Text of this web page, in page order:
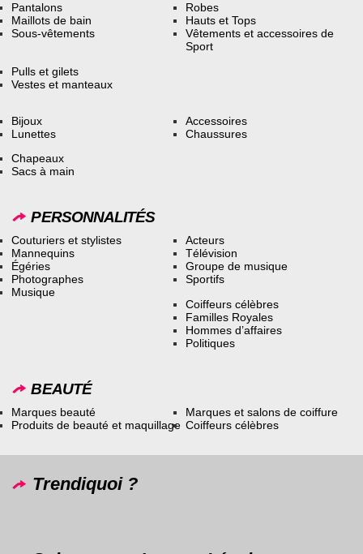
Pantalons
Maillots de bain
Sous-vêtements
Robes
Hauts et Tops
Vêtements et accessoires de
Sport
Pulls et gilets
Vestes et manteaux
Bijoux
Lunettes
Accessoires
Chaussures
Chapeaux
Sacs à main
PERSONNALITÉS
Couturiers et stylistes
Mannequins
Égéries
Photographes
Musique
Acteurs
Télévision
Groupe de musique
Sportifs
Coiffeurs célèbres
Familles Royales
Hommes d’affaires
Politiques
BEAUTÉ
Marques beauté
Produits de beauté et maquillage
Marques et salons de coiffure
Coiffeurs célèbres
Trendiquoi ?